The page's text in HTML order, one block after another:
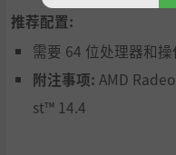
推荐配置:
需要 64 位处理器和
附注事项: AMD
st™ 14.4